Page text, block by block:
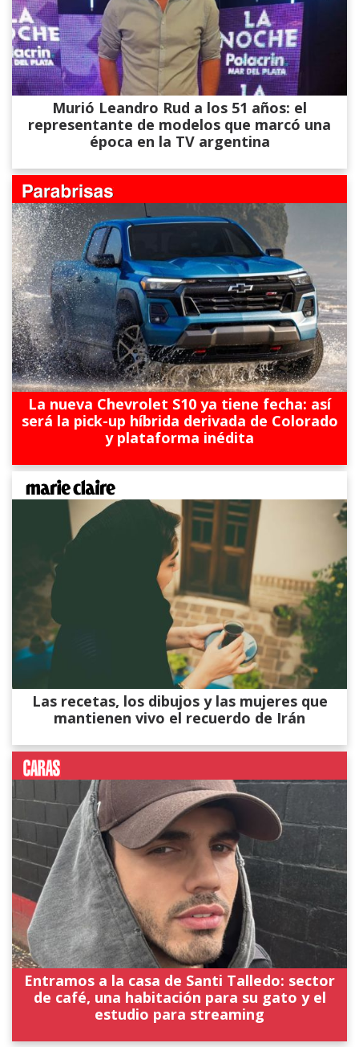
Murió Leandro Rud a los 51 años: el
representante de modelos que marcó una
época en la TV argentina
La nueva Chevrolet S10 ya tiene fecha: así
será la pick-up híbrida derivada de Colorado
y plataforma inédita
Las recetas, los dibujos y las mujeres que
mantienen vivo el recuerdo de Irán
Entramos a la casa de Santi Talledo: sector
de café, una habitación para su gato y el
estudio para streaming